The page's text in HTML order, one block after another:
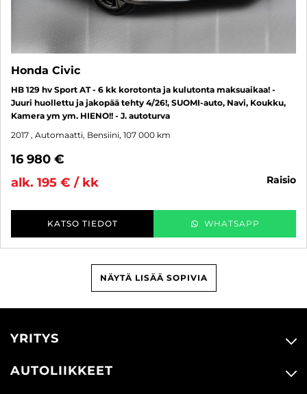
Honda Civic
HB 129 hv Sport AT - 6 kk korotonta ja kulutonta maksuaikaa! -
Juuri huollettu ja jakopää tehty 4/26!, SUOMI-auto, Navi, Koukku,
Kamera ym ym. HIENO!! - J. autoturva
2017 , Automaatti, Bensiini, 107 000 km
16 980 €
alk. 195 € / kk
raisio
KATSO TIEDOT WHATSAPP
NÄYTÄ LISÄÄ SOPIVIA
YRITYS
AUTOLIIKKEET